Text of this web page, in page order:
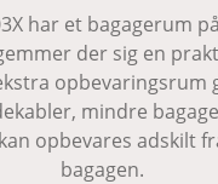
har et bagagerum
der sig en
opbevaringsrum
mindre
opbevares adskilt
bagagen.